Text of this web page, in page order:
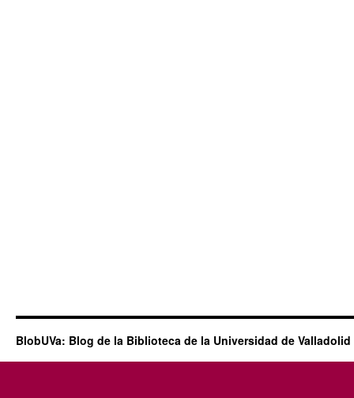
BlobUVa: Blog de la Biblioteca de la Universidad de Valladolid